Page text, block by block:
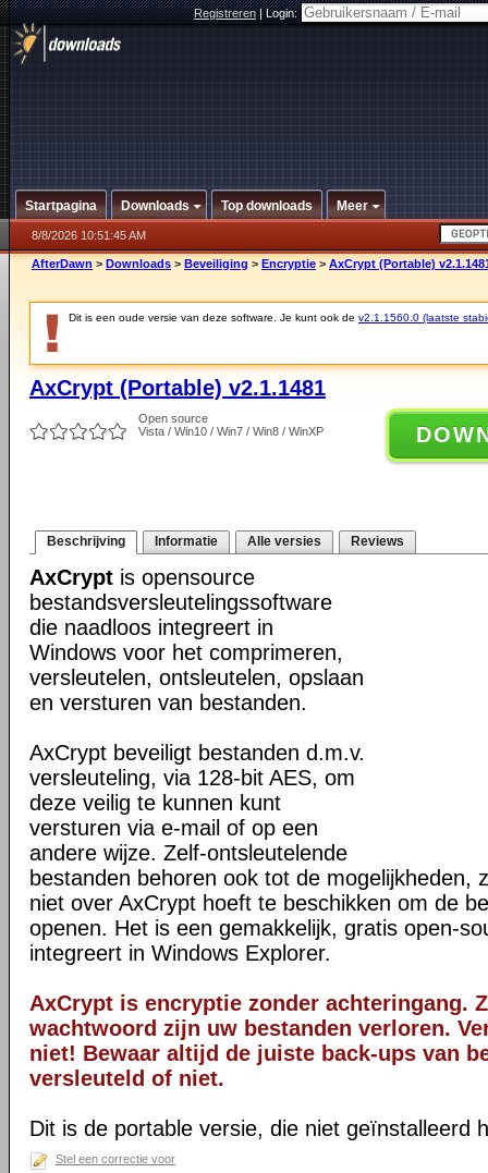
Registreren|Login:
Startpagina Downloads Top downloads Meer
8/8/2026 10:51:45 AM
AfterDawn > Downloads > Beveiliging > Encryptie > AxCrypt (Portable)
Dit is een oude versie van deze software. Je kunt ook de v2.1.1560.0 (laatste
AxCrypt (Portable) v2.1.1481
Open source
Vista / Win10 / Win7 / Win8 / WinXP
Beschrijving Informatie Alle versies Reviews
AxCrypt is opensource
bestandsversleutelingssoftware
die naadloos integreert in
Windows voor het comprimeren,
versleutelen, ontsleutelen, opslaan
en versturen van bestanden.
AxCrypt beveiligt bestanden d.m.v.
versleuteling, via 128-bit AES, om
deze veilig te kunnen kunt
versturen via e-mail of op een
andere wijze. Zelf-ontsleutelende
bestanden behoren ook tot de mogelijkheden,
niet over AxCrypt hoeft te beschikken om de
openen. Het is een gemakkelijk, gratis open-
integreert in Windows Explorer.
AxCrypt is encryptie zonder achteringang.
wachtwoord zijn uw bestanden verloren.
niet! Bewaar altijd de juiste back-ups van
versleuteld of niet.
Dit is de portable versie, die niet geïnstalleerd
Stel een correctie voor